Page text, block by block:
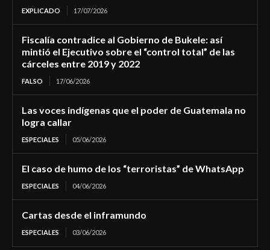
EXPLICADO 17/07/2026
Fiscalía contradice al Gobierno de Bukele: así
mintió el Ejecutivo sobre el “control total” de las
cárceles entre 2019 y 2022
FALSO 17/06/2026
Las voces indígenas que el poder de Guatemala no
logra callar
ESPECIALES 05/06/2026
El caso de humo de los “terroristas” de WhatsApp
ESPECIALES 04/06/2026
Cartas desde el inframundo
ESPECIALES 03/06/2026